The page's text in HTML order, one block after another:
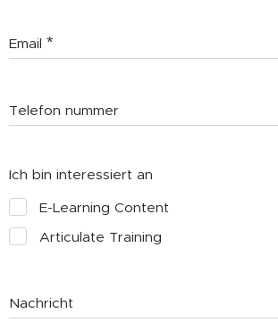
Email
Telefon nummer
Ich bin interessiert an
E-Learning Content
Articulate Training
Nachricht